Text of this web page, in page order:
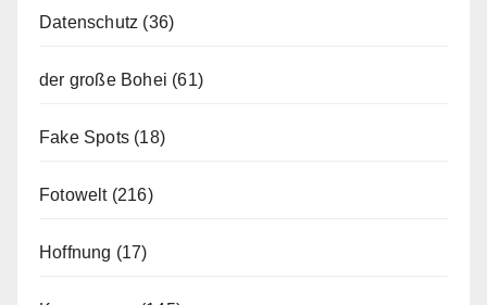
Datenschutz (36)
der große Bohei (61)
Fake Spots (18)
Fotowelt(216)
Hoffnung (17)